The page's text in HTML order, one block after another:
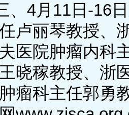
4月11日-16日
卢丽琴教授、
医院肿瘤内科
晓稼教授、浙
瘤科主任郭勇